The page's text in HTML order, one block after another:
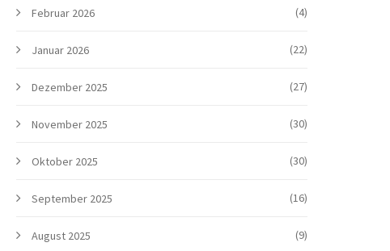
Februar 2026 (4)
Januar 2026 (22)
Dezember 2025 (27)
November 2025 (30)
Oktober 2025 (30)
September 2025 (16)
August 2025 (9)